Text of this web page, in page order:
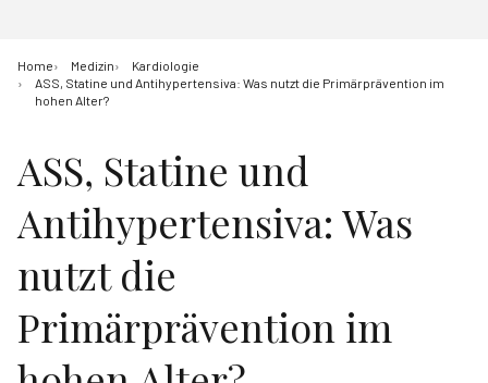
Home Medizin
Kardiologie
ASS, Statine und Antihypertensiva: Was nutzt die Primärprävention im
hohen Alter?
ASS, Statine und
Antihypertensiva: Was
nutzt die
Primärprävention im